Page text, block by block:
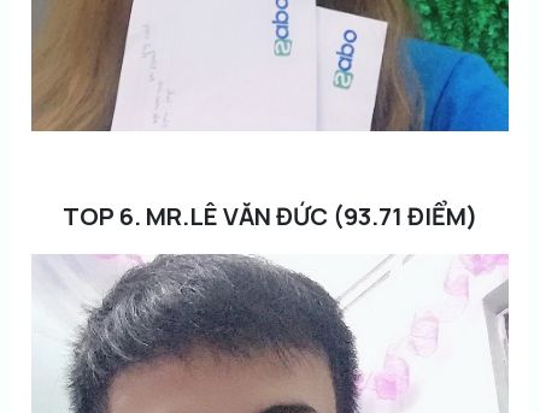
TOP 6. MR.LÊ VĂN ĐỨC (93.71 ĐIỂM)